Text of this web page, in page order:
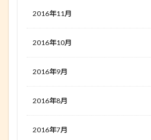
2016年11月
2016年10月
2016年9月
2016年8月
2016年7月